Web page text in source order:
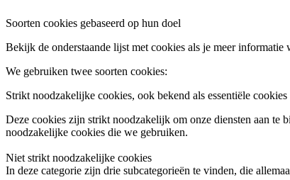
Soorten cookies gebaseerd op hun doel
Bekijk de onderstaande lijst met cookies als je meer
We gebruiken twee soorten cookies:
Strikt noodzakelijke cookies, ook bekend als essentiële
Deze cookies zijn strikt noodzakelijk om onze diensten aan te
noodzakelijke cookies die we gebruiken.
Niet strikt noodzakelijke cookies
In deze categorie zijn drie subcategorieën te vinden, die